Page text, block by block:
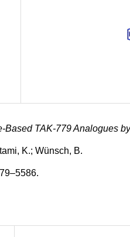
Based TAK-779 Analogues
K.; Wünsch, B.